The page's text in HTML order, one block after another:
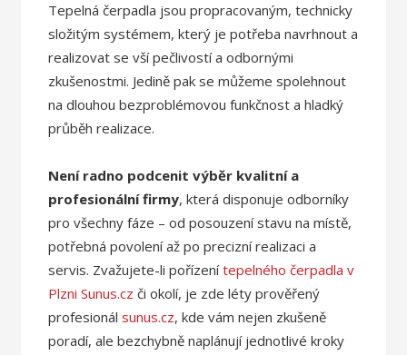
Tepelná čerpadla jsou propracovaným, technicky
složitým systémem, který je potřeba navrhnout a
realizovat se vší pečlivostí a odbornými
zkušenostmi. Jedině pak se můžeme spolehnout
na dlouhou bezproblémovou funkčnost a hladký
průběh realizace.
Není radno podcenit výběr kvalitní a
profesionální firmy, která disponuje odborníky
pro všechny fáze – od posouzení stavu na místě,
potřebná povolení až po precizní realizaci a
servis. Zvažujete-li pořízenítepelného čerpadla v
Plzni Sunus.cz či okolí, je zde léty prověřený
profesionálsunus.cz, kde vám nejen zkušeně
poradí, ale bezchybně naplánují jednotlivé kroky